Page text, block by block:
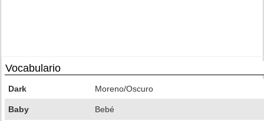
Vocabulario
Dark Moreno/Oscuro
Baby Bebé